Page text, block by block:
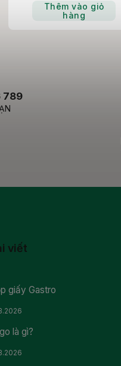
Thêm vào giỏ
hàng
789
viết
giấy Gastro
là gì?